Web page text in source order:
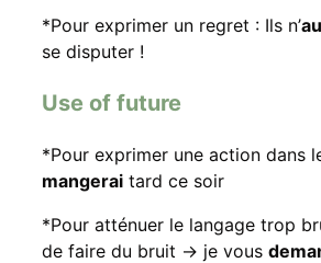
*Pour exprimer un regret : Ils n’
se disputer !
Use of future
*Pour exprimer une action dans
mangerai tard ce soir
*Pour atténuer le langage trop
de faire du bruit -> je vous